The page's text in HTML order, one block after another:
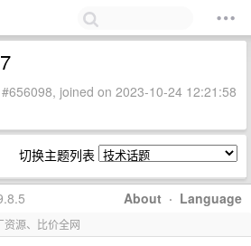
joined on 2023-10-24 12:21:58
切换主题列表
About · Language
源、比价全网